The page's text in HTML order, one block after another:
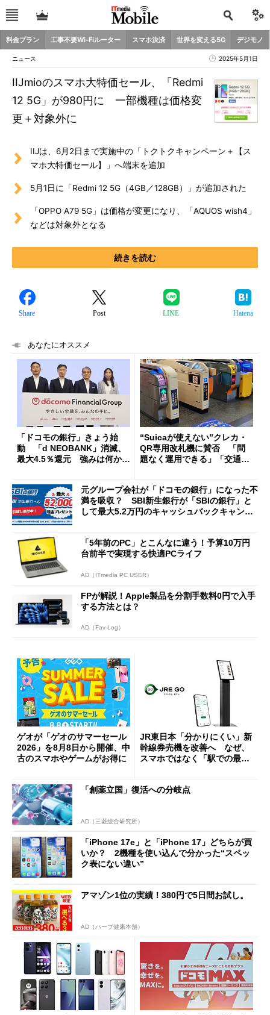
料金プラン 工事不要Wi-Fiルーター スマホ決済 世界を変える5G デジモノ
ニュース 2025年5月1日
IIJmioのスマホ大特価セール、「Redmi
12 5G」が980円に 一部機種は価格変
更＋対象外に
IIJは、6月2日まで実施中の「トクトクキャンペーン＋【ス
マホ大特価セール】」へ端末を追加
5月1日に「Redmi 12 5G（4GB／128GB）」が追加された
「OPPO A79 5G」は価格が変更になり、「AQUOS wish4」
などは対象外となる
続きを読む
Share Post LINE Hatena
あなたにオススメ
「ドコモの銀行」きょう始
動 「d NEOBANK」消滅、
最大4.5％還元 強みは何か解
“Suicaが使えない”クレカ・
QR専用改札機に賛否 「問
題なく運用できる」「交通系I
元グループ会社が「ドコモの銀行」になった不
満を吸収？ SBI新生銀行が「SBIの銀行」と
して最大5.2万円のキャッシュバックキャンペ
「5年前のPC」とこんなに違う！予算10万円
台前半で実現する快適PCライフ
AD（ITmedia PC USER）
FPが解説！Apple製品を分割手数料0円で入手
する方法とは？
AD（Fav-Log）
ゲオが「ゲオのサマーセール
2026」を8月8日から開催、中
古のスマホやゲームがお得に
JR東日本「分かりにくい」新
幹線券売機を改善へ なぜ、
スマホではなく「駅での最短
「創薬立国」復活への分岐点
AD（三菱総合研究所）
「iPhone 17e」と「iPhone 17」どちらが買
いか？ 2機種を使い込んで分かった“スペッ
ク表にない違い”
アマゾン1位の実績！380円で5日間お試し。
AD（ハーブ健康本舗）